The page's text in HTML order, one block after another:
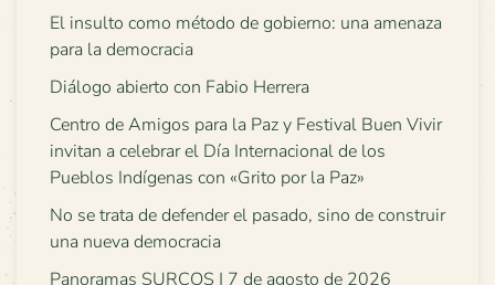
El insulto como método de gobierno: una amenaza
para la democracia
Diálogo abierto con Fabio Herrera
Centro de Amigos para la Paz y Festival Buen Vivir
invitan a celebrar el Día Internacional de los
Pueblos Indígenas con «Grito por la Paz»
No se trata de defender el pasado, sino de construir
una nueva democracia
Panoramas SURCOS | 7 de agosto de 2026